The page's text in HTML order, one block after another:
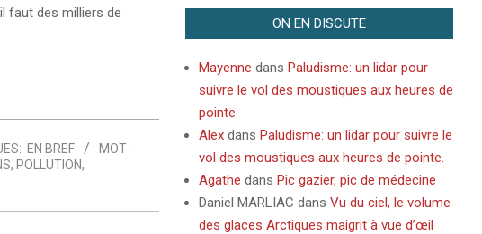
faut des milliers de
EN BREF
MOT-
, POLLUTION,
ON EN DISCUTE
Mayenne dans Paludisme: un lidar pour
suivre le vol des moustiques aux heures de
pointe.
Alexdans Paludisme: un lidar pour suivre le
vol des moustiques aux heures de pointe.
Agathe dans Pic gazier, pic de médecine
Daniel MARLIAC dans Vu du ciel, le volume
des glaces Arctiques maigrit à vue d’œil